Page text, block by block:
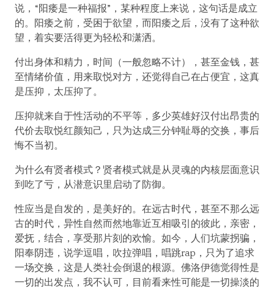
说，“阳痿是一种福报”，某种程度上来说，这句话是成立
的。阳痿之前，受困于欲望，而阳痿之后，没有了这种欲
望，着实要活得更为轻松和潇洒。
付出身体和精力，时间（一般忽略不计），甚至金钱，甚
至情绪价值，用来取悦对方，还觉得自己在占便宜，这真
是压抑，太压抑了。
压抑就来自于性活动的不平等，多少英雄好汉付出昂贵的
代价去取悦红颜知己，只为达成三分钟耻辱的交换，事后
悔不当初。
为什么有贤者模式？贤者模式就是从灵魂的内核层面意识
到吃了亏，从潜意识里启动了防御。
性应当是自发的，是美好的。在远古时代，甚至不那么远
古的时代，异性自然而然地靠近互相吸引的彼此，亲密，
爱抚，结合，享受那片刻的欢愉。如今，人们坑蒙拐骗，
阳奉阴违，说学逗唱，吹拉弹唱，唱跳rap，只为了追求
一场交换，这是人类社会倒退的根源。佛洛伊德觉得性是
一切的出发点，我不认可，目前看来性可能是一切操淡的